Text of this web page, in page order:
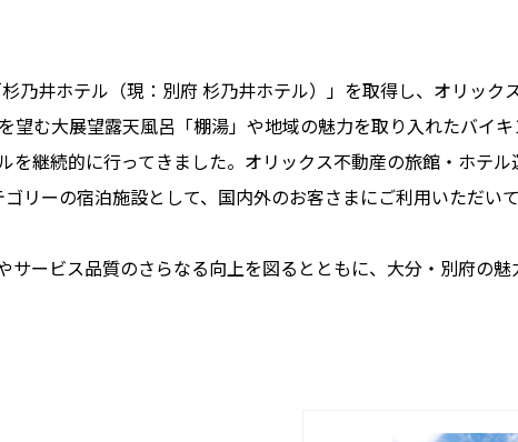
乃井ホテル（現：別府 杉乃井ホテル）」を取得し、オリック
望む大展望露天風呂「棚湯」や地域の魅力を取り入れたバイ
を継続的に行ってきました。オリックス不動産の旅館・ホテ
リーの宿泊施設として、国内外のお客さまにご利用いただい
サービス品質のさらなる向上を図るとともに、大分・別府の